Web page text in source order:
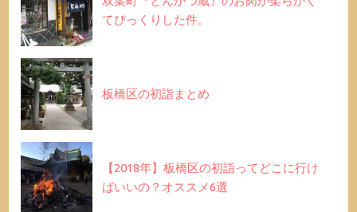
てびっくりした件。
板橋区の初詣まとめ
【2018年】板橋区の初詣ってどこに行け
ばいいの？オススメ6選